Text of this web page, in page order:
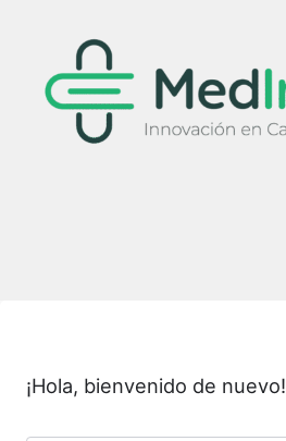
¡Hola, bienvenido de nuevo!